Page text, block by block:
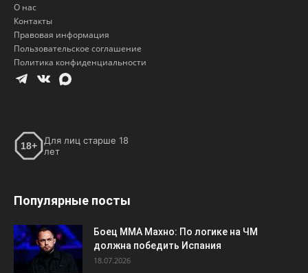
О нас
Контакты
Правовая информация
Пользовательское соглашение
Политика конфиденциальности
18+
Для лиц старше 18
лет
Популярные посты
Боец ММА Махно: По логике на ЧМ
должна победить Испания
18.07.2026